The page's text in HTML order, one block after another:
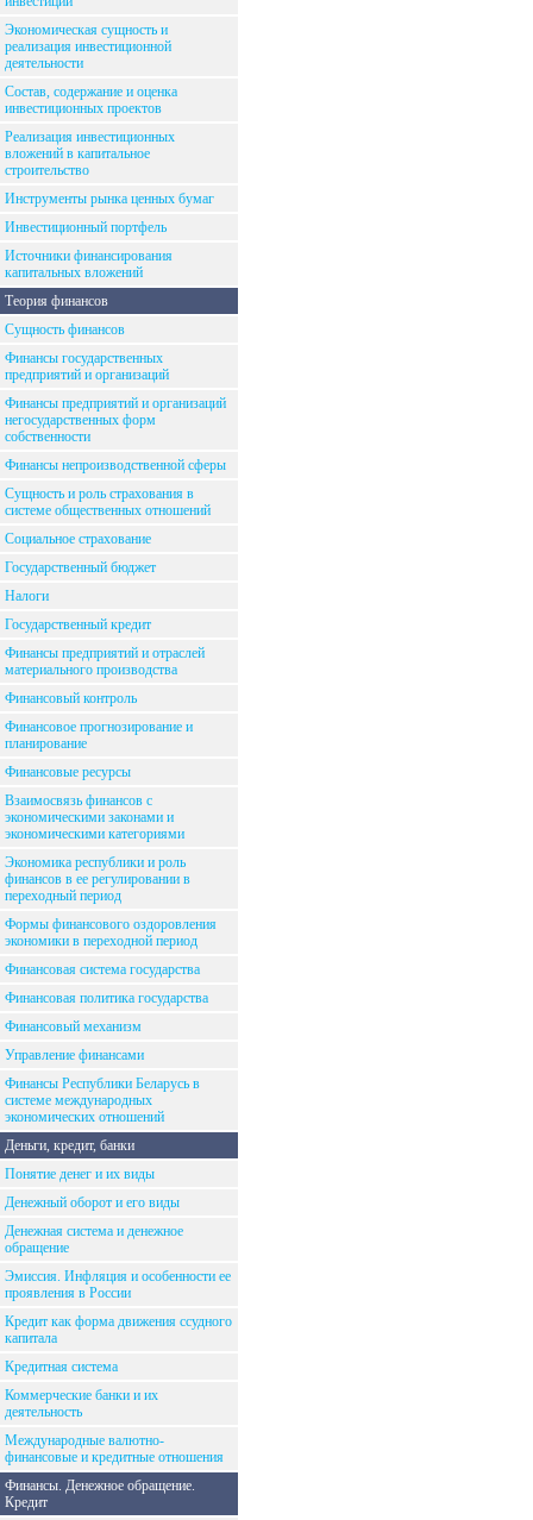
Экономическая сущность и
реализация инвестиционной
деятельности
Состав, содержание и оценка
инвестиционных проектов
Реализация инвестиционных
вложений в капитальное
строительство
Инструменты рынка ценных бумаг
Инвестиционный портфель
Источники финансирования
капитальных вложений
Теория финансов
Сущность финансов
Финансы государственных
предприятий и организаций
Финансы предприятий и организаций
негосударственных форм
собственности
Финансы непроизводственной сферы
Сущность и роль страхования в
системе общественных отношений
Социальное страхование
Государственный бюджет
Налоги
Государственный кредит
Финансы предприятий и отраслей
материального производства
Финансовый контроль
Финансовое прогнозирование и
планирование
Финансовые ресурсы
Взаимосвязь финансов с
экономическими законами и
экономическими категориями
Экономика республики и роль
финансов в ее регулировании в
переходный период
Формы финансового оздоровления
экономики в переходной период
Финансовая система государства
Финансовая политика государства
Финансовый механизм
Управление финансами
Финансы Республики Беларусь в
системе международных
экономических отношений
Деньги, кредит, банки
Понятие денег и их виды
Денежный оборот и его виды
Денежная система и денежное
обращение
Эмиссия. Инфляция и особенности ее
проявления в России
Кредит как форма движения ссудного
капитала
Кредитная система
Коммерческие банки и их
деятельность
Международные валютно-
финансовые и кредитные отношения
Финансы. Денежное обращение.
Кредит